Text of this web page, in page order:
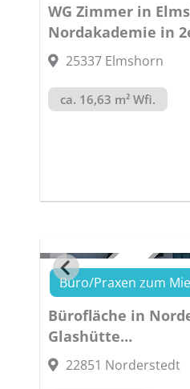
WG Zimmer in
Nordakademie in
01.10.2026 frei
CampusKojen
25337 Elmshorn
ca. 16,63 m² Wfi.
EXKLUSIV
Büro/Praxen zum
Bürofläche in
Glashütte
ARBEITEN IN
GERÄUMIG, HELL,
22851 Norderstedt